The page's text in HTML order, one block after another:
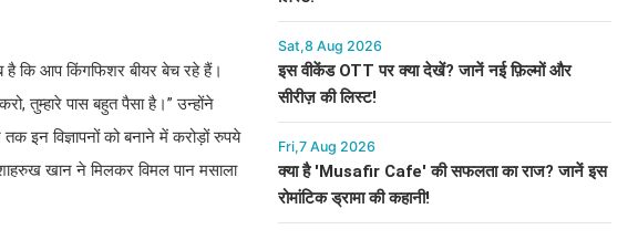
है कि आप किंगफिशर बीयर बेच रहे हैं।
तुम्हारे पास बहुत पैसा है।” उन्होंने
विज्ञापनों को बनाने में करोड़ों रुपये
खान ने मिलकर विमल पान मसाला
Sat,8 Aug 2026
इस वीकेंड OTT पर क्या देखें? जानें नई फ़िल्मों और
सीरीज़ की लिस्ट!
Fri,7 Aug 2026
क्या है 'Musafir Cafe' की सफलता का राज? जानें इस
रोमांटिक ड्रामा की कहानी!